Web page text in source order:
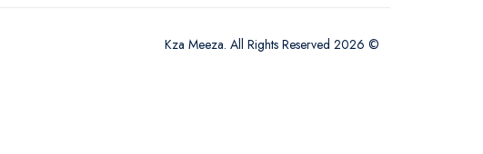
© 2026 Kza Meeza. All Rights Reserved